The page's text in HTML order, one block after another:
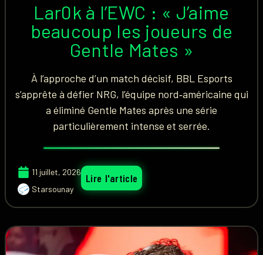
Lar0k à l’EWC : « J’aime
beaucoup les joueurs de
Gentle Mates »
À l’approche d’un match décisif, BBL Esports
s’apprête à défier NRG, l’équipe nord‑américaine qui
a éliminé Gentle Mates après une série
particulièrement intense et serrée.
11 juillet, 2026
Starsounay
Lire l'article